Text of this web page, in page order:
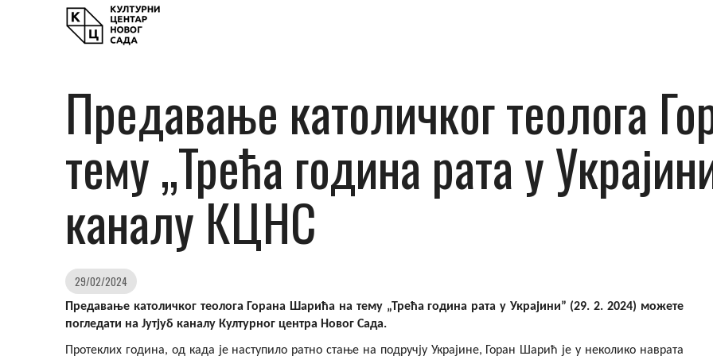
Предавање католичког теолога
тему „Трећа година рата у
каналу КЦНС
29/02/2024
Предавање католичког теолога Горана Шарића на тему „Трећа година рата у Украјиниˮ (29. 2. 2024) можете
погледати на Jутјуб каналу Културног центра Новог Сада.
Протеклих година, од када је наступило ратно стање на подручју Украјине, Горан Шарић је у неколико наврата